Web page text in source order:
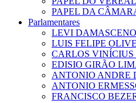
PAPEL DA
Parlamentares
LEVI
LUIS FELIPE
CARLOS
EDISIO GIRÃO
ANTONIO ANDRE
ANTONIO
FRANCISCO